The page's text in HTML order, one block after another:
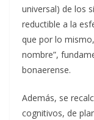
universal) de los
reductible a la
que por lo
nombre”,
bonaerense.
Además, se
cognitivos, de